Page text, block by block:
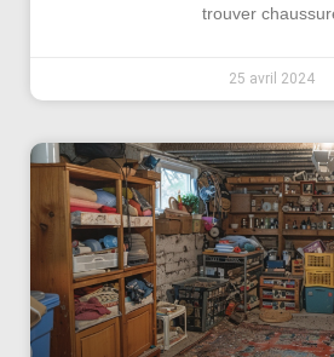
trouver
25 avril 2024